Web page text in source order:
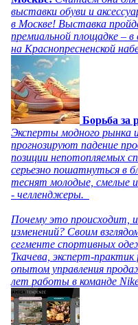
выставки обуви и
в Москве! Выставка
премиальной площадке –
на Краснопресненской
Борьба за
Эксперты модного рынка
прогнозируют падение
позиции непотопляемых
серьезно пошатнуться в
теснят молодые, смелые
- челленджеры.
Почему это происходит,
изменений? Своим
сегменте спортивных
Ткачева, эксперт-
опытом управления
лет работы в команде